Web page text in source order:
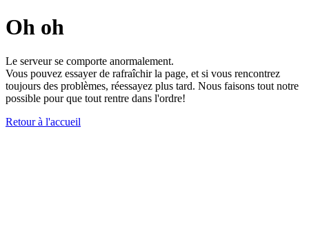
Oh oh
Le serveur se comporte anormalement.
Vous pouvez essayer de rafraîchir la page, et si vous rencontrez
toujours des problèmes, réessayez plus tard. Nous faisons tout notre
possible pour que tout rentre dans l'ordre!
Retour à l'accueil